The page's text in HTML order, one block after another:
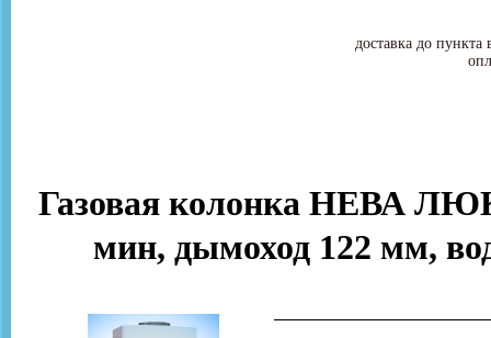
доставка до
Газовая колонка НЕВА
мин, дымоход 122 мм,